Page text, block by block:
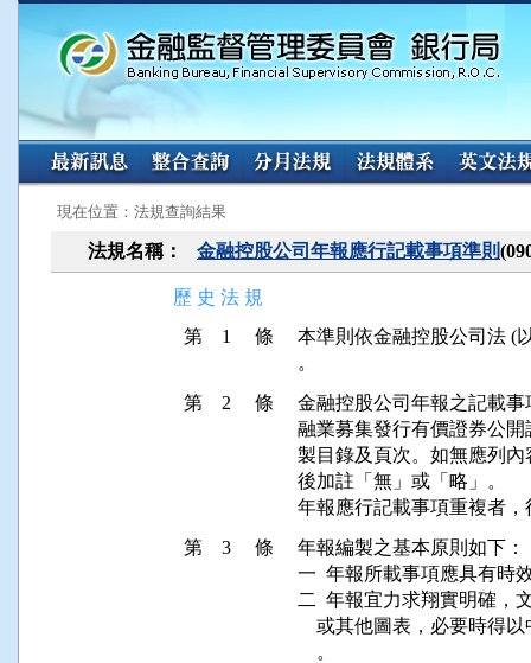
:::
現在位置：法規查詢結果
法規名稱： 金融控股公司年報應行記載事項準則
歷 史 法 規
第 1 條
本準則依金融控股公司法 (
第 2 條
金融控股公司年報之記載
融業募集發行有價證券公
製目錄及頁次。如無應列
後加註「無」或「略」。
第 3 條
年報編製之基本原則如下：
一  年報所載事項應具有時
二  年報宜力求翔實明確，
或其他圖表，必要時得